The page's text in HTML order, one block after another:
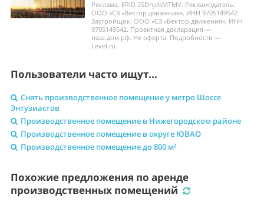
Реклама. ERID 2SDnjdsMTMV. Рекламодатель:
ООО «СЗ «Вектор движения», ИНН 9705149542.
Застройщик: ООО «СЗ «Вектор движения», ИНН
9705149542. Проектная декларация —
наш.дом.рф. Не оферта. Подробности —
Level.ru
Пользователи часто ищут...
Снять производственное помещение у метро Шоссе
Энтузиастов
Производственное помещение в Нижегородском районе
Производственное помещение в округе ЮВАО
Производственное помещение до 800 м²
Похожие предложения по аренде
производственных помещений